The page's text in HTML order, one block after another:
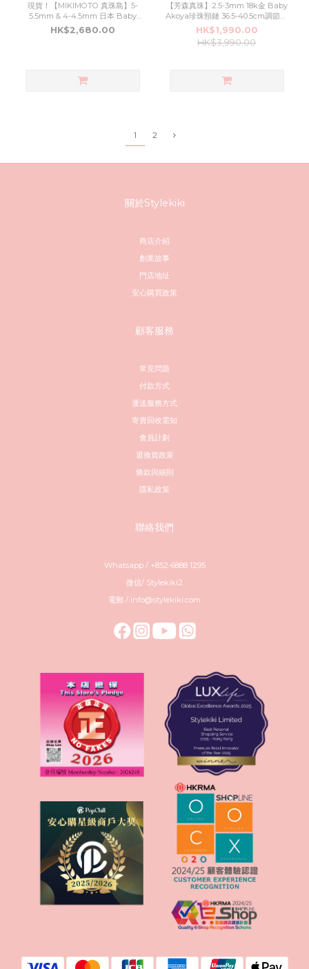
現貨！【MIKIMOTO 真珠島】5-
5.5mm & 4-4.5mm 日本 Baby
Akoya 珍珠串手鏈 16-19.5cm長 925
純銀 可調節 (4BR105)
HK$2,680.00
【芳森真珠】2.5-3mm 18k金 Baby
Akoya珍珠頸鏈 36.5-40.5cm調節扣
(4NL103)
HK$1,990.00
HK$3,990.00
1 2
關於Stylekiki
商店介紹
創業故事
門店地址
安心購買政策
顧客服務
常見問題
付款方式
運送服務方式
寄賣回收需知
會員計劃
退換貨政策
條款與細則
隱私政策
聯絡我們
Whatsapp / +852-6888 1295
微信/ Stylekiki2
電郵 / info@stylekiki.com